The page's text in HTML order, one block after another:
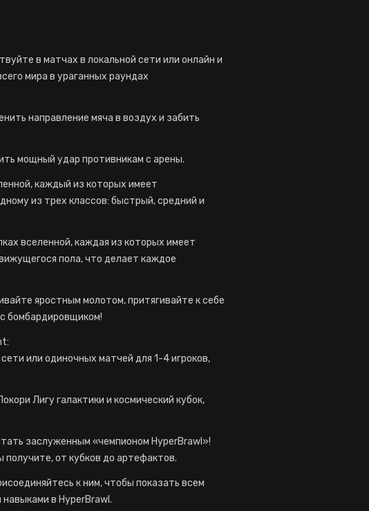
в матчах в локальной сети или онлайн и
мира в ураганных раундах
направление мяча в воздух и забить
мощный удар противникам с арены.
каждый из которых имеет
из трех классов: быстрый, средний и
вселенной, каждая из которых имеет
пола, что делает каждое
яростным молотом, притягивайте к себе
бомбардировщиком!
или одиночных матчей для 1-4 игроков,
Лигу галактики и космический кубок,
заслуженным «чемпионом HyperBrawl»!
от кубков до артефактов.
к ним, чтобы показать всем
в HyperBrawl.